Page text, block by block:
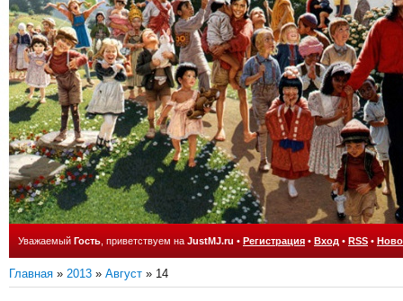
Уважаемый Гость , приветствуем на JustMJ.ru • Регистрация • Вход • RSS •
Главная » 2013 » Август » 14